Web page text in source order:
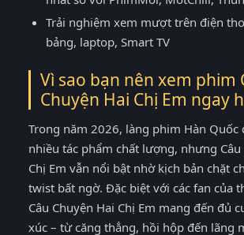
Trải nghiệm xem mượt trên điện
bảng, laptop, Smart TV
Vì sao bạn nên xem phim
Chuyện Hai Chị Em ngay
Trong năm 2026, làng phim Hàn Quốc
nhiều tác phẩm chất lượng, nhưng Câu
Chị Em vẫn nổi bật nhờ kịch bản chặt
twist bất ngờ. Đặc biệt với các fan của
Câu Chuyện Hai Chị Em mang đến đủ
xúc – từ căng thẳng, hồi hộp đến lãng